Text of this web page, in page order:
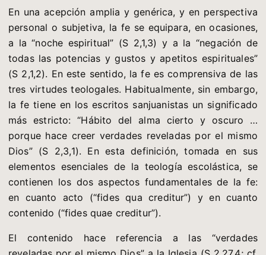
En una acepción amplia y genérica, y en perspectiva
personal o subjetiva, la fe se equipara, en ocasiones,
a la “noche espiritual” (S 2,1,3) y a la “negación de
todas las potencias y gustos y apetitos espirituales”
(S 2,1,2). En este sentido, la fe es comprensiva de las
tres virtudes teologales. Habitualmente, sin embargo,
la fe tiene en los escritos sanjuanistas un significado
más estricto: “Hábito del alma cierto y oscuro …
porque hace creer verdades reveladas por el mismo
Dios” (S 2,3,1). En esta definición, tomada en sus
elementos esenciales de la teología escolástica, se
contienen los dos aspectos fundamentales de la fe:
en cuanto acto (“fides qua creditur”) y en cuanto
contenido (“fides quae creditur”).
El contenido hace referencia a las “verdades